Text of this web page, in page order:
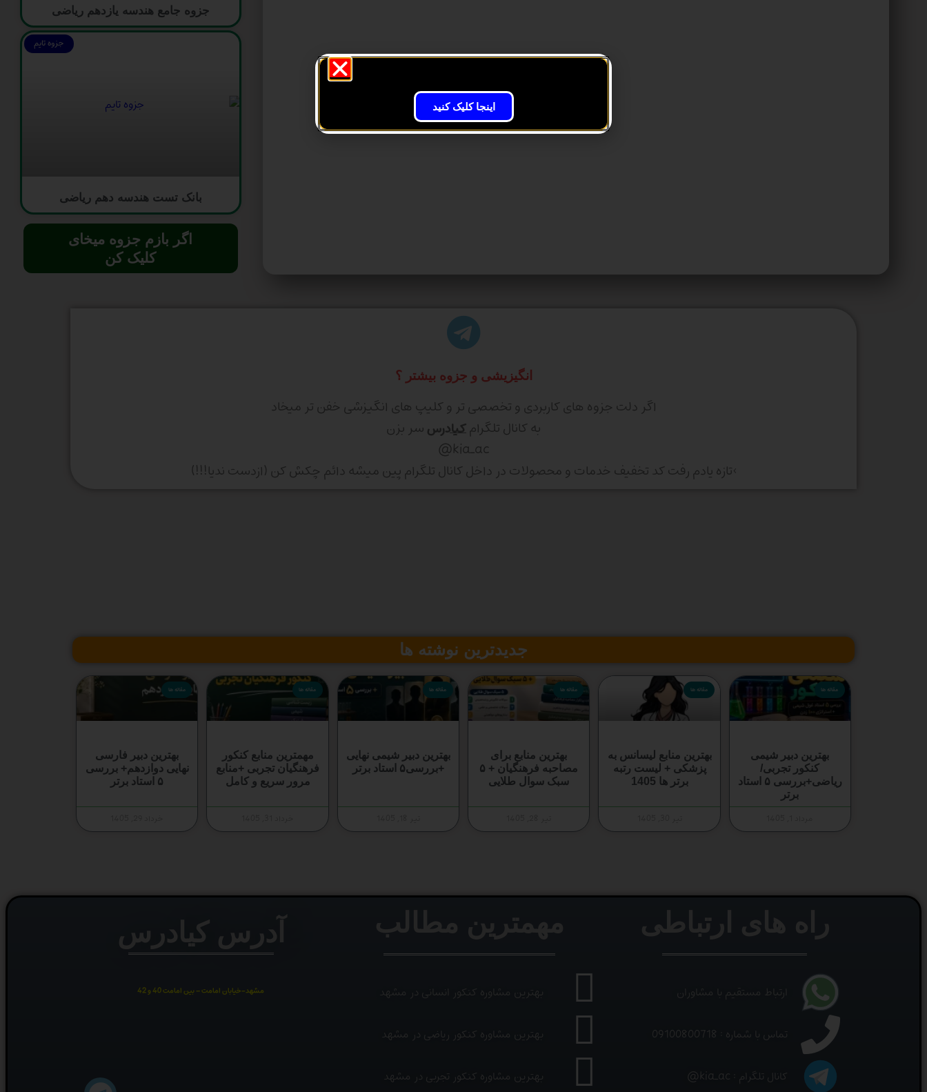
جزوه جامع هندسه یازدهم ریاضی
جزوه تایم
بانک تست هندسه دهم ریاضی
اگر بازم جزوه میخای
کلیک کن
انگیزیشی و جزوه بیشتر ؟
اگر دلت جزوه های کاربردی و تخصصی تر و کلیپ های انگیزشی خفن تر میخاد
به کانال تلگرامکیادرسسر بزن
kia_ac@
>تازه یادم رفت کد تخفیف خدمات و محصولات در داخل کانال تلگرام پین میشه دائم چکش کن (ازدست ندیا!!!)
جدیدترین نوشته ها
مقاله ها
بهترین دبیر شیمی
کنکور تجربی/
ریاضی+بررسی ۵ استاد
برتر
مقاله ها
بهترین منابع لیسانس به
پزشکی + لیست رتبه
برتر ها 1405
مقاله ها
بهترین منابع برای
مصاحبه فرهنگیان + ۵
سبک سوال طلایی
مقاله ها
بهترین دبیر شیمی نهایی
+بررسی۵ استاد برتر
مقاله ها
مهمترین منابع کنکور
فرهنگیان تجربی +منابع
مرور سریع و کامل
مقاله ها
بهترین دبیر فارسی
نهایی دوازدهم+ بررسی
۵ استاد برتر
ارتباط مستقیم با مشاوران
تماس با شماره : 09100800718
کانال تلگرام : kia_ac@
بهترین مشاوره کنکور انسانی در مشهد
بهترین مشاوره کنکور ریاضی در مشهد
بهترین مشاوره کنکور تجربی در مشهد
آدرس کیادرس
مشهد-خیابان امامت – بین امامت 40 و 42
اینجا کلیک کنید